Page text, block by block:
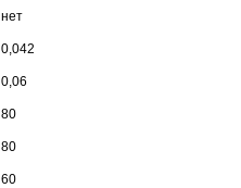
нет
0,042
0,06
80
80
60